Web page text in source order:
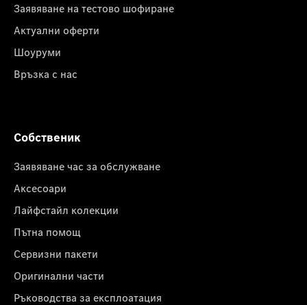
Заявяване на тестово шофиране
Актуални оферти
Шоуруми
Връзка с нас
Собственик
Заявяване час за обслужване
Аксесоари
Лайфстайл колекции
Пътна помощ
Сервизни пакети
Оригинални части
Ръководства за експлоатация